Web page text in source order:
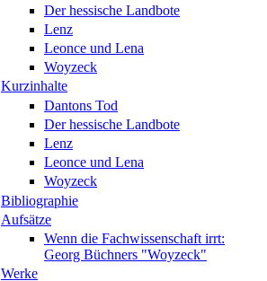
Der hessische Landbote
Lenz
Leonce und Lena
Woyzeck
Kurzinhalte
Dantons Tod
Der hessische Landbote
Lenz
Leonce und Lena
Woyzeck
Bibliographie
Aufsätze
Wenn die Fachwissenschaft irrt:
Georg Büchners "Woyzeck"
Werke